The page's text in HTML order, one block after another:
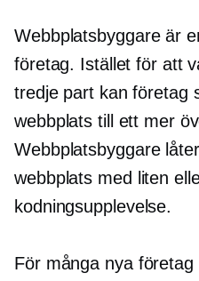
Webbplatsbyggare är
företag. Istället för att
tredje part kan företag
webbplats till ett mer
Webbplatsbyggare
webbplats med liten
kodningsupplevelse.
För många nya